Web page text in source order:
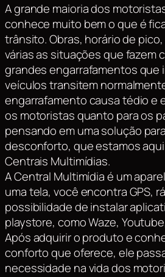
A grande maioria dos
conhece muito bem o que é
trânsito. Obras, horário de
várias as situações que fazem
grandes engarrafamentos que
veículos transitem
engarrafamento causa tédio e
os motoristas quanto para os
pensando em uma solução
desconforto, que estamos
Centrais Multimídias.
A Central Multimídia é um
uma tela, você encontra GPS,
possibilidade de instalar
playstore, como Waze,
Após adquirir o produto e
conforto que oferece, ele
necessidade na vida dos